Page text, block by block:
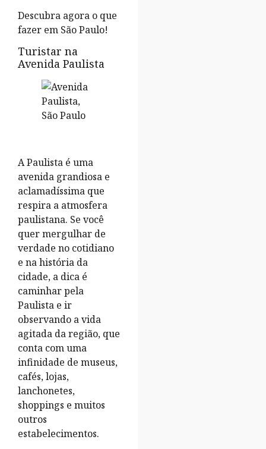
Descubra agora o que
fazer em São Paulo!
Turistar na
Avenida Paulista
A Paulista é uma
avenida grandiosa e
aclamadíssima que
respira a atmosfera
paulistana. Se você
quer mergulhar de
verdade no cotidiano
e na história da
cidade, a dica é
caminhar pela
Paulista e ir
observando a vida
agitada da região, que
conta com uma
infinidade de museus,
cafés, lojas,
lanchonetes,
shoppings e muitos
outros
estabelecimentos.